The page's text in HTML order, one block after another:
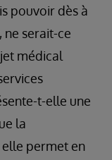
pouvoir dès à
serait-ce
médical
t-elle une
la
elle permet en